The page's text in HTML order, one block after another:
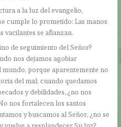
a la luz del evangelio,
cumple lo prometido: Las manos
vacilantes se afianzan.
de seguimiento del Señor?
nos dejamos agobiar
porque aparentemente no
del mal; cuando quedamos
y debilidades, ¿no nos
nos fortalecen los santos
y buscamos al Señor, ¿no se